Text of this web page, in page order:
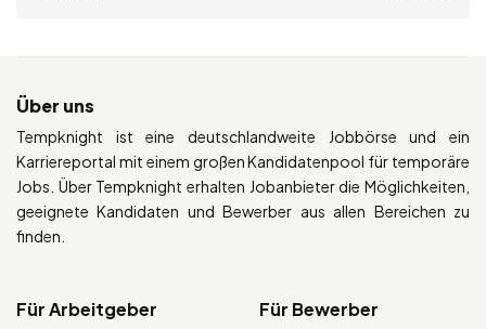
Über uns
Tempknight ist eine deutschlandweite Jobbörse und ein
Karriereportal mit einem großen Kandidatenpool für temporäre
Jobs. Über Tempknight erhalten Jobanbieter die Möglichkeiten,
geeignete Kandidaten und Bewerber aus allen Bereichen zu
finden.
Für Arbeitgeber Für Bewerber